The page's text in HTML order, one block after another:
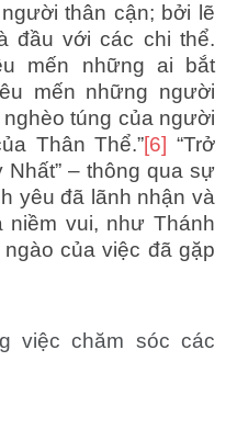
thân cận; bởi lẽ
đầu với các chi thể.
mến những ai bắt
mến những người
túng của người
Thân Thể.”[6] “Trở
– thông qua sự
yêu đã lãnh nhận và
vui, như Thánh
của việc đã gặp
việc chăm sóc các